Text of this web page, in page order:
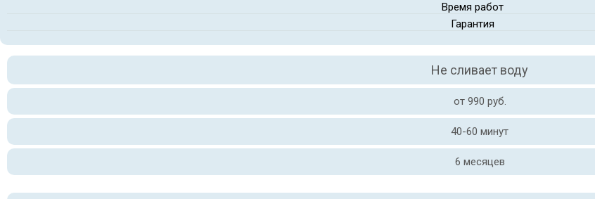
Время работ
Гарантия
Не сливает воду
от 990 руб.
40-60 минут
6 месяцев